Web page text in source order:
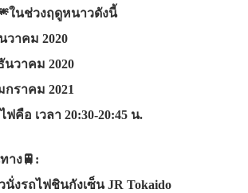
ในช่วงฤดูหนาวดังนี้
าคม 2020
วาคม 2020
ราคม 2021
ฟคือ เวลา 20:30-20:45 น.
าง🚆:
นั่งรถไฟชินกังเซ็น JR Tokaido